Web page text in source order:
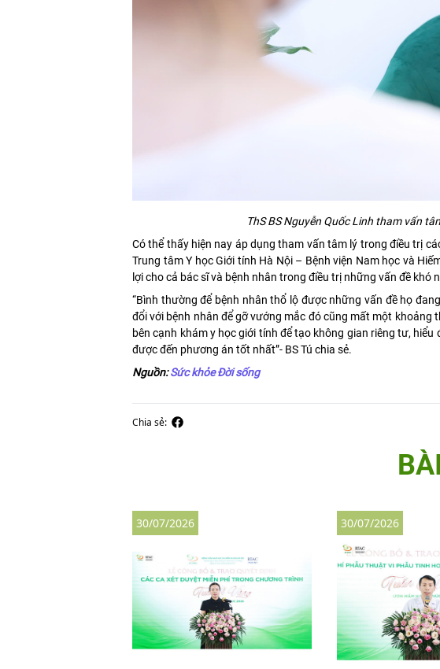
ThS BS Nguyễn Quốc Linh tham vấn
Có thể thấy hiện nay áp dụng tham vấn tâm lý trong điều trị
Trung tâm Y học Giới tính Hà Nội – Bệnh viện Nam học và
lợi cho cả bác sĩ và bệnh nhân trong điều trị những vấn đề khó
“Bình thường để bệnh nhân thổ lộ được những vấn đề họ
đổi với bệnh nhân để gỡ vướng mắc đó cũng mất một
bên cạnh khám y học giới tính để tạo không gian riêng tư,
được đến phương án tốt nhất”- BS Tú chia sẻ.
Nguồn:Sức khỏe Đời sống
Chia sẻ:
30/07/2026 30/07/2026